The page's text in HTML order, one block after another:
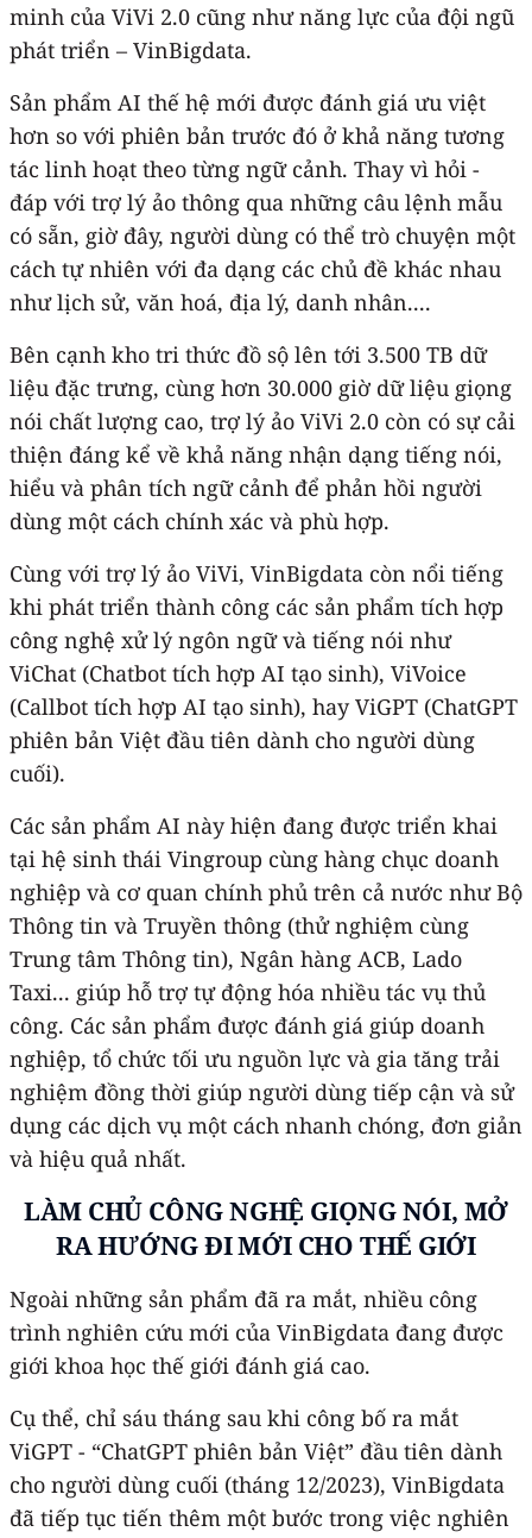
minh của ViVi 2.0 cũng như năng lực của đội ngũ
phát triển – VinBigdata.
Sản phẩm AI thế hệ mới được đánh giá ưu việt
hơn so với phiên bản trước đó ở khả năng tương
tác linh hoạt theo từng ngữ cảnh. Thay vì hỏi -
đáp với trợ lý ảo thông qua những câu lệnh mẫu
có sẵn, giờ đây, người dùng có thể trò chuyện một
cách tự nhiên với đa dạng các chủ đề khác nhau
như lịch sử, văn hoá, địa lý, danh nhân....
Bên cạnh kho tri thức đồ sộ lên tới 3.500 TB dữ
liệu đặc trưng, cùng hơn 30.000 giờ dữ liệu giọng
nói chất lượng cao, trợ lý ảo ViVi 2.0 còn có sự cải
thiện đáng kể về khả năng nhận dạng tiếng nói,
hiểu và phân tích ngữ cảnh để phản hồi người
dùng một cách chính xác và phù hợp.
Cùng với trợ lý ảo ViVi, VinBigdata còn nổi tiếng
khi phát triển thành công các sản phẩm tích hợp
công nghệ xử lý ngôn ngữ và tiếng nói như
ViChat (Chatbot tích hợp AI tạo sinh), ViVoice
(Callbot tích hợp AI tạo sinh), hay ViGPT (ChatGPT
phiên bản Việt đầu tiên dành cho người dùng
cuối).
Các sản phẩm AI này hiện đang được triển khai
tại hệ sinh thái Vingroup cùng hàng chục doanh
nghiệp và cơ quan chính phủ trên cả nước như Bộ
Thông tin và Truyền thông (thử nghiệm cùng
Trung tâm Thông tin), Ngân hàng ACB, Lado
Taxi... giúp hỗ trợ tự động hóa nhiều tác vụ thủ
công. Các sản phẩm được đánh giá giúp doanh
nghiệp, tổ chức tối ưu nguồn lực và gia tăng trải
nghiệm đồng thời giúp người dùng tiếp cận và sử
dụng các dịch vụ một cách nhanh chóng, đơn giản
và hiệu quả nhất.
LÀM CHỦ CÔNG NGHỆ GIỌNG NÓI, MỞ
RA HƯỚNG ĐI MỚI CHO THẾ GIỚI
Ngoài những sản phẩm đã ra mắt, nhiều công
trình nghiên cứu mới của VinBigdata đang được
giới khoa học thế giới đánh giá cao.
Cụ thể, chỉ sáu tháng sau khi công bố ra mắt
ViGPT - “ChatGPT phiên bản Việt” đầu tiên dành
cho người dùng cuối (tháng 12/2023), VinBigdata
đã tiếp tục tiến thêm một bước trong việc nghiên